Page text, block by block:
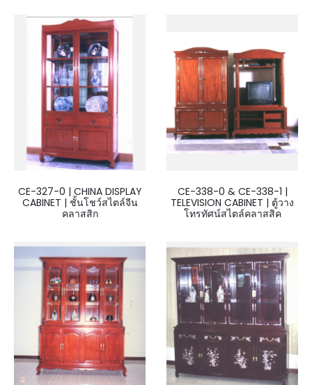
CE-327-0 | CHINA DISPLAY
CABINET | ชั้นโชว์สไตล์จีน
คลาสสิก
CE-338-0 & CE-338-1 |
TELEVISION CABINET | ตู้วาง
โทรทัศน์สไตล์คลาสสิค